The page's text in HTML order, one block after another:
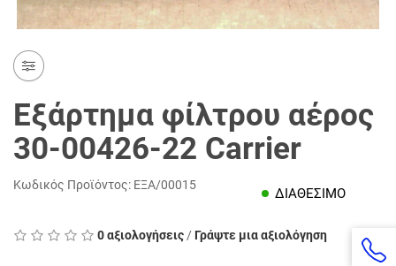
Εξάρτημα φίλτρου αέρος
30-00426-22 Carrier
Κωδικός Προϊόντος: ΕΞΑ/00015
ΔΙΑΘΕΣΙΜΟ
0 αξιολογήσεις / Γράψτε μια αξιολόγηση